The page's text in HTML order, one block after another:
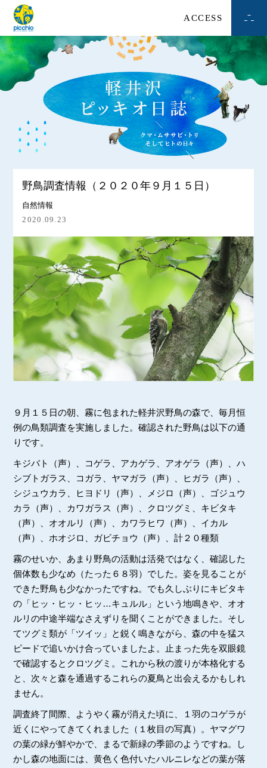
ACCESS
野鳥調査情報（２０２０年９月１５日）
自然情報
2020.09.23
９月１５日の朝、霧に包まれた軽井沢野鳥の森で、毎月恒
例の鳥類調査を実施しました。確認された野鳥は以下の通
りです。
キジバト（声）、コゲラ、アカゲラ、アオゲラ（声）、ハ
シブトガラス、コガラ、ヤマガラ（声）、ヒガラ（声）、
シジュウカラ、ヒヨドリ（声）、メジロ（声）、ゴジュウ
カラ（声）、カワガラス（声）、クロツグミ、キビタキ
（声）、オオルリ（声）、カワラヒワ（声）、イカル
（声）、ホオジロ、ガビチョウ（声）、計２０種類
霧のせいか、あまり野鳥の活動は活発ではなく、確認した
個体数も少なめ（たった６８羽）でした。姿を見ることが
できた野鳥も少なかったですね。でも久しぶりにキビタキ
の「ヒッ・ヒッ・ヒッ…キュルル」という地鳴きや、オオ
ルリの中途半端なさえずりを聞くことができました。そし
てツグミ類が「ツイッ」と鋭く鳴きながら、森の中を猛ス
ピードで追いかけ合っていましたよ。止まった先を双眼鏡
で確認するとクロツグミ。これから秋の渡りが本格化する
と、次々と森を通過するこれらの夏鳥と出会えるかもしれ
ません。
調査終了間際、ようやく霧が消えた頃に、１羽のコゲラが
近くにやってきてくれました（１枚目の写真）。ヤマグワ
の葉の緑が鮮やかで、まるで新緑の季節のようですね。し
かし森の地面には、黄色く色付いたハルニレなどの葉が落